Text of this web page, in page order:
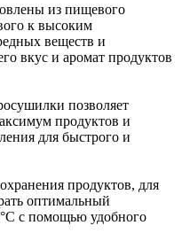
из пищевого
к высоким
веществ и
вкус и аромат продуктов
позволяет
продуктов и
для быстрого и
продуктов, для
оптимальный
с помощью удобного